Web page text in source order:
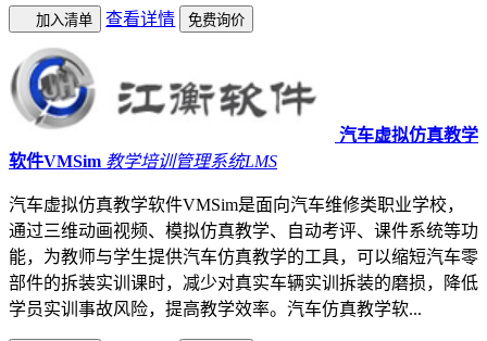
加入清单 查看详情 免费询价
汽车虚拟仿真教学
软件VMSim 教学培训管理系统LMS
汽车虚拟仿真教学软件VMSim是面向汽车维修类职业学校，
通过三维动画视频、模拟仿真教学、自动考评、课件系统等功
能，为教师与学生提供汽车仿真教学的工具，可以缩短汽车零
部件的拆装实训课时，减少对真实车辆实训拆装的磨损，降低
学员实训事故风险，提高教学效率。汽车仿真教学软...